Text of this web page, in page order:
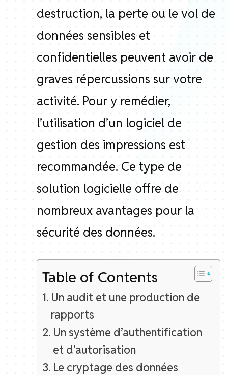
destruction, la perte ou le vol de
données sensibles et
confidentielles peuvent avoir de
graves répercussions sur votre
activité. Pour y remédier,
l’utilisation d’un logiciel de
gestion des impressions est
recommandée. Ce type de
solution logicielle offre de
nombreux avantages pour la
sécurité des données.
Table of Contents
Un audit et une production de
rapports
Un système d’authentification
et d’autorisation
Le cryptage des données